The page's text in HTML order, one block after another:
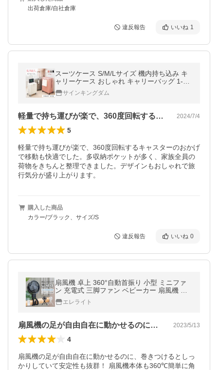
出荷倉庫/自社倉庫
違反報告 いいね 1
スーツケース S/M/Lサイズ 機内持ち込み キ
ャリーケース おしゃれ キャリーバッグ 1-7
日用 軽量 360度回転 多収納ポケット キャリ
ー 大容量 旅行 ビジネス出張
サインキングダム
軽量で持ち運びが楽で、360度回転する… 2024/7/4
5
軽量で持ち運びが楽で、360度回転するキャスターのおかげ
で移動も快適でした。多収納ポケットが多く、家族全員の
荷物をきちんと整理できました。デザインもおしゃれで旅
行気分が盛り上がります。
購入した商品
カラー/ブラック、サイズ/S
違反報告 いいね 0
扇風機 卓上 360°自動首振り 小型 ミニファ
ン 充電式 三脚ファン ベビーカー 扇風機 巻
きつけ 最大30時間連続 吊り下げ USB 4段階
風量 LEDライト xr-tf385
エレライト
扇風機の足が自由自在に動かせるのに、巻… 2023/5/13
4
扇風機の足が自由自在に動かせるのに、巻きつけるとしっ
かりしていて安定性も抜群！ 扇風機本体も360℃簡単に角